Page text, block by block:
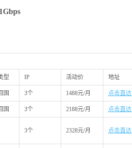
型 IP 活动价 地址
国 3个 1488元/月 点击直达
国 3个 2188元/月 点击直达
3个 2328元/月 点击直达